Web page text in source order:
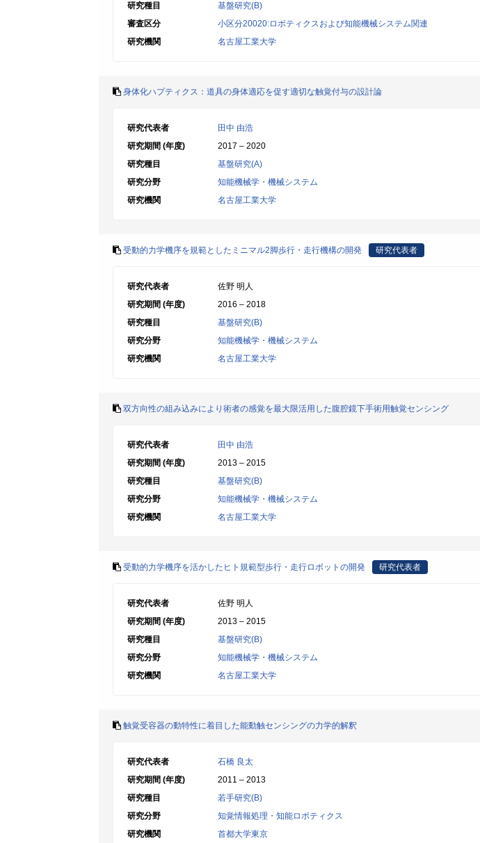
研究種目
基盤研究(B)
審査区分
小区分20020:ロボティクスおよび知能機械システム関連
研究機関
名古屋工業大学
身体化ハプティクス：道具の身体適応を促す適切な触覚付与の設計論
研究代表者
田中 由浩
研究期間 (年度)
2017 – 2020
研究種目
基盤研究(A)
研究分野
知能機械学・機械システム
研究機関
名古屋工業大学
受動的力学機序を規範としたミニマル2脚歩行・走行機構の開発 研究代表者
研究代表者
佐野 明人
研究期間 (年度)
2016 – 2018
研究種目
基盤研究(B)
研究分野
知能機械学・機械システム
研究機関
名古屋工業大学
双方向性の組み込みにより術者の感覚を最大限活用した腹腔鏡下手術用触覚センシング
研究代表者
田中 由浩
研究期間 (年度)
2013 – 2015
研究種目
基盤研究(B)
研究分野
知能機械学・機械システム
研究機関
名古屋工業大学
受動的力学機序を活かしたヒト規範型歩行・走行ロボットの開発 研究代表者
研究代表者
佐野 明人
研究期間 (年度)
2013 – 2015
研究種目
基盤研究(B)
研究分野
知能機械学・機械システム
研究機関
名古屋工業大学
触覚受容器の動特性に着目した能動触センシングの力学的解釈
研究代表者
石橋 良太
研究期間 (年度)
2011 – 2013
研究種目
若手研究(B)
研究分野
知覚情報処理・知能ロボティクス
研究機関
首都大学東京